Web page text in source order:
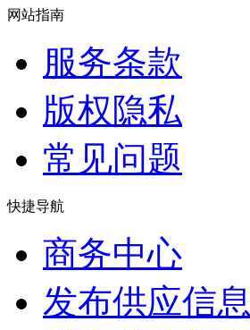
网站指南
服务条款
版权隐私
常见问题
快捷导航
商务中心
发布供应信息